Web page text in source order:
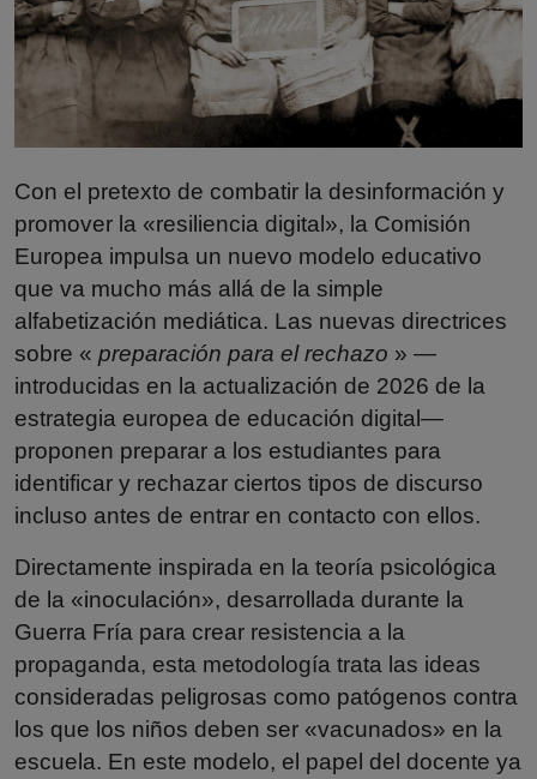
Cultura
Mascotas
Viajes
Informatica
Cocina
Con el pretexto de combatir la desinformación y
promover la «resiliencia digital», la Comisión
Europea impulsa un nuevo modelo educativo
que va mucho más allá de la simple
alfabetización mediática. Las nuevas directrices
sobre « preparación para el rechazo » —
introducidas en la actualización de 2026 de la
estrategia europea de educación digital—
proponen preparar a los estudiantes para
identificar y rechazar ciertos tipos de discurso
incluso antes de entrar en contacto con ellos.
Directamente inspirada en la teoría psicológica
de la «inoculación», desarrollada durante la
Guerra Fría para crear resistencia a la
propaganda, esta metodología trata las ideas
consideradas peligrosas como patógenos contra
los que los niños deben ser «vacunados» en la
escuela. En este modelo, el papel del docente ya